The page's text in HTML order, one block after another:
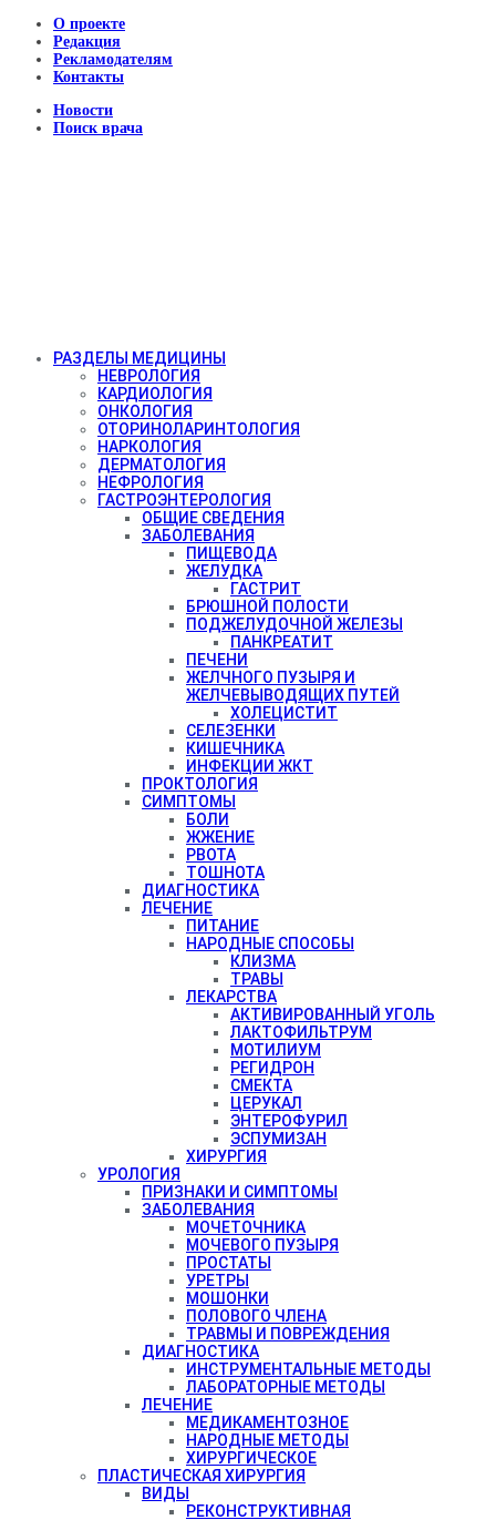
О проекте
Редакция
Рекламодателям
Контакты
Новости
Поиск врача
РАЗДЕЛЫ МЕДИЦИНЫ
НЕВРОЛОГИЯ
КАРДИОЛОГИЯ
ОНКОЛОГИЯ
ОТОРИНОЛАРИНТОЛОГИЯ
НАРКОЛОГИЯ
ДЕРМАТОЛОГИЯ
НЕФРОЛОГИЯ
ГАСТРОЭНТЕРОЛОГИЯ
ОБЩИЕ СВЕДЕНИЯ
ЗАБОЛЕВАНИЯ
ПИЩЕВОДА
ЖЕЛУДКА
ГАСТРИТ
БРЮШНОЙ ПОЛОСТИ
ПОДЖЕЛУДОЧНОЙ ЖЕЛЕЗЫ
ПАНКРЕАТИТ
ПЕЧЕНИ
ЖЕЛЧНОГО ПУЗЫРЯ И
ЖЕЛЧЕВЫВОДЯЩИХ ПУТЕЙ
ХОЛЕЦИСТИТ
СЕЛЕЗЕНКИ
КИШЕЧНИКА
ИНФЕКЦИИ ЖКТ
ПРОКТОЛОГИЯ
СИМПТОМЫ
БОЛИ
ЖЖЕНИЕ
РВОТА
ТОШНОТА
ДИАГНОСТИКА
ЛЕЧЕНИЕ
ПИТАНИЕ
НАРОДНЫЕ СПОСОБЫ
КЛИЗМА
ТРАВЫ
ЛЕКАРСТВА
АКТИВИРОВАННЫЙ УГОЛЬ
ЛАКТОФИЛЬТРУМ
МОТИЛИУМ
РЕГИДРОН
СМЕКТА
ЦЕРУКАЛ
ЭНТЕРОФУРИЛ
ЭСПУМИЗАН
ХИРУРГИЯ
УРОЛОГИЯ
ПРИЗНАКИ И СИМПТОМЫ
ЗАБОЛЕВАНИЯ
МОЧЕТОЧНИКА
МОЧЕВОГО ПУЗЫРЯ
ПРОСТАТЫ
УРЕТРЫ
МОШОНКИ
ПОЛОВОГО ЧЛЕНА
ТРАВМЫ И ПОВРЕЖДЕНИЯ
ДИАГНОСТИКА
ИНСТРУМЕНТАЛЬНЫЕ МЕТОДЫ
ЛАБОРАТОРНЫЕ МЕТОДЫ
ЛЕЧЕНИЕ
МЕДИКАМЕНТОЗНОЕ
НАРОДНЫЕ МЕТОДЫ
ХИРУРГИЧЕСКОЕ
ПЛАСТИЧЕСКАЯ ХИРУРГИЯ
ВИДЫ
РЕКОНСТРУКТИВНАЯ